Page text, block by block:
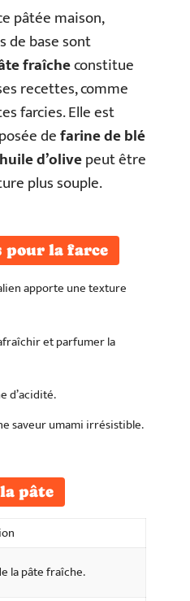
pâtée maison,
de base sont
fraîcheconstitue
recettes, comme
farcies. Elle est
defarine de blé
huile d’olivepeut être
plus souple.
pour la farce
apporte une texture
et parfumer la
d’acidité.
saveur umami irrésistible.
pâte
la pâte fraîche.